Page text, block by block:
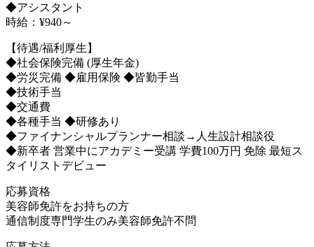
◆アシスタント
時給：¥940～
【待遇/福利厚生】
◆社会保険完備 (厚生年金)
◆労災完備 ◆雇用保険 ◆皆勤手当
◆技術手当
◆交通費
◆各種手当 ◆研修あり
◆ファイナンシャルプランナー相談→人生設計相談役
◆新卒者 営業中にアカデミー受講 学費100万円 免除 最短ス
タイリストデビュー
応募資格
美容師免許をお持ちの方
通信制度専門学生のみ美容師免許不問